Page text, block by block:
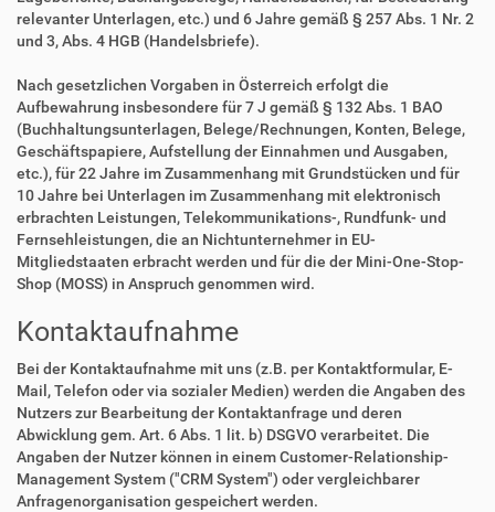
relevanter Unterlagen, etc.) und 6 Jahre gemäß § 257 Abs. 1 Nr. 2
und 3, Abs. 4 HGB (Handelsbriefe).
Nach gesetzlichen Vorgaben in Österreich erfolgt die
Aufbewahrung insbesondere für 7 J gemäß § 132 Abs. 1 BAO
(Buchhaltungsunterlagen, Belege/Rechnungen, Konten, Belege,
Geschäftspapiere, Aufstellung der Einnahmen und Ausgaben,
etc.), für 22 Jahre im Zusammenhang mit Grundstücken und für
10 Jahre bei Unterlagen im Zusammenhang mit elektronisch
erbrachten Leistungen, Telekommunikations-, Rundfunk- und
Fernsehleistungen, die an Nichtunternehmer in EU-
Mitgliedstaaten erbracht werden und für die der Mini-One-Stop-
Shop (MOSS) in Anspruch genommen wird.
Kontaktaufnahme
Bei der Kontaktaufnahme mit uns (z.B. per Kontaktformular, E-
Mail, Telefon oder via sozialer Medien) werden die Angaben des
Nutzers zur Bearbeitung der Kontaktanfrage und deren
Abwicklung gem. Art. 6 Abs. 1 lit. b) DSGVO verarbeitet. Die
Angaben der Nutzer können in einem Customer-Relationship-
Management System ("CRM System") oder vergleichbarer
Anfragenorganisation gespeichert werden.